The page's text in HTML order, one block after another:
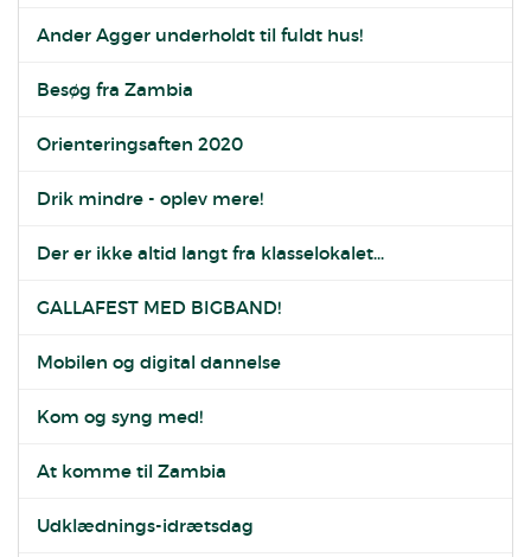
Ander Agger underholdt til fuldt hus!
Besøg fra Zambia
Orienteringsaften 2020
Drik mindre - oplev mere!
Der er ikke altid langt fra klasselokalet...
GALLAFEST MED BIGBAND!
Mobilen og digital dannelse
Kom og syng med!
At komme til Zambia
Udklædnings-idrætsdag